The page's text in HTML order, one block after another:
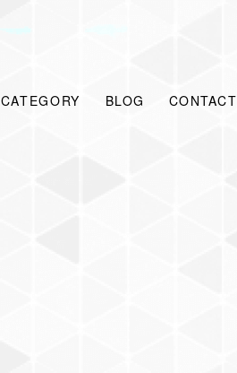
CATEGORY BLOG CONTACT